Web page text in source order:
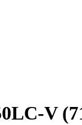
V